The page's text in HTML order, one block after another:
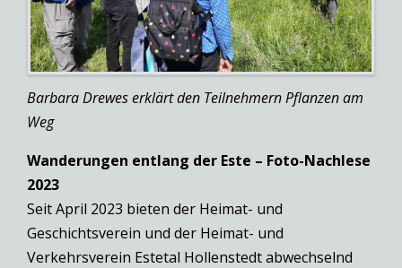
Barbara Drewes erklärt den Teilnehmern Pflanzen am
Weg
Wanderungen entlang der Este – Foto-Nachlese
2023
Seit April 2023 bieten der Heimat- und
Geschichtsverein und der Heimat- und
Verkehrsverein Estetal Hollenstedt abwechselnd